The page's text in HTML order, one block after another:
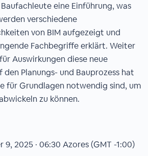
eine Einführung, was
verschiedene
von BIM aufgezeigt und
Fachbegriffe erklärt. Weiter
Auswirkungen diese neue
Planungs- und Bauprozess hat
für Grundlagen notwendig sind, um
zu können.
9, 2025 · 06:30 Azores (GMT -1:00)